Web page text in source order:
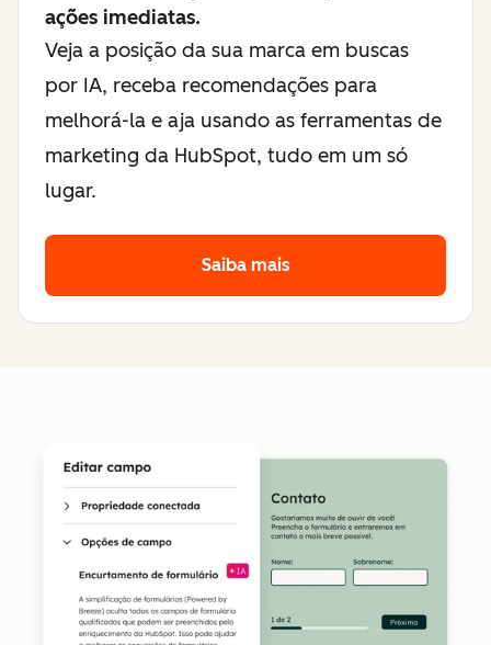
ações imediatas.
Veja a posição da sua marca em buscas
por IA, receba recomendações para
melhorá-la e aja usando as ferramentas de
marketing da HubSpot, tudo em um só
lugar.
Saiba mais